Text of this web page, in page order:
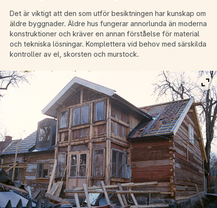
Det är viktigt att den som utför besiktningen har kunskap om
äldre byggnader. Äldre hus fungerar annorlunda än moderna
konstruktioner och kräver en annan förståelse för material
och tekniska lösningar. Komplettera vid behov med särskilda
kontroller av el, skorsten och murstock.